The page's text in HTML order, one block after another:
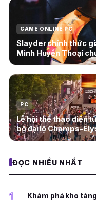
GAME ONLINE PC
Slayder chính thức
Minh Huyền Thoại
PC
Lễ hội thể thao điện
bộ đại lộ Champs-
ĐỌC NHIỀU NHẤT
1
Khám phá kho